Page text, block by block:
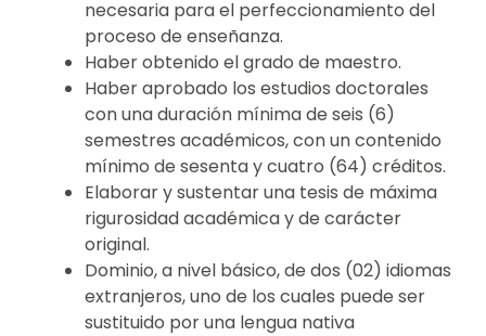
necesaria para el perfeccionamiento del
proceso de enseñanza.
Haber obtenido el grado de maestro.
Haber aprobado los estudios doctorales
con una duración mínima de seis (6)
semestres académicos, con un contenido
mínimo de sesenta y cuatro (64) créditos.
Elaborar y sustentar una tesis de máxima
rigurosidad académica y de carácter
original.
Dominio, a nivel básico, de dos (02) idiomas
extranjeros, uno de los cuales puede ser
sustituido por una lengua nativa